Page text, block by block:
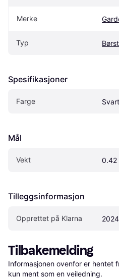
Merke
Typ
Spesifikasjoner
Farge Svart
Mål
Vekt 0.42
Tilleggsinformasjon
Opprettet på Klarna
Tilbakemelding
Informasjonen ovenfor er hentet
kun ment som en veiledning.